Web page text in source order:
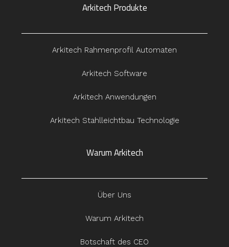
Arkitech Produkte
Arkitech Rahmenprofil Automaten
Arkitech Software
Arkitech Anwendungen
Arkitech Stahlleichtbau Technologie
Warum Arkitech
Über Uns
Warum Arkitech
Botschaft des CEO